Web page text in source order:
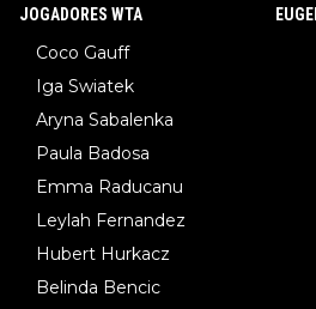
JOGADORES WTA
Coco Gauff
Iga Swiatek
Aryna Sabalenka
Paula Badosa
Emma Raducanu
Leylah Fernandez
Hubert Hurkacz
Belinda Bencic